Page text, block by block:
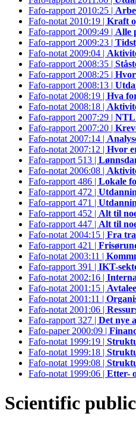
Fafo-rapport 2010:25 |
Fafo-notat 2010:19 | Kraft
Fafo-rapport 2009:49 | Alle
Fafo-rapport 2009:23 |
Fafo-notat 2009:04 |
Fafo-rapport 2008:35 |
Fafo-rapport 2008:25 |
Fafo-rapport 2008:13 |
Fafo-notat 2008:19 | Hva
Fafo-notat 2008:18 |
Fafo-rapport 2007:29 | NTL
Fafo-rapport 2007:20 |
Fafo-notat 2007:14 |
Fafo-notat 2007:12 | Hvor
Fafo-rapport 513 |
Fafo-notat 2006:08 |
Fafo-rapport 486 | Lokale
Fafo-rapport 472 |
Fafo-rapport 471 |
Fafo-rapport 452 | Alt til
Fafo-rapport 447 | Alt til
Fafo-notat 2004:15 | Fra
Fafo-rapport 421 |
Fafo-notat 2003:11 |
Fafo-rapport 391 | IKT-
Fafo-notat 2002:16 |
Fafo-notat 2001:15 |
Fafo-notat 2001:11 |
Fafo-notat 2001:06 |
Fafo-rapport 327 | Det nye
Fafo-paper 2000:09 |
Fafo-notat 1999:19 |
Fafo-notat 1999:18 |
Fafo-notat 1999:08 |
Fafo-notat 1999:06 | Etter-
Scientific